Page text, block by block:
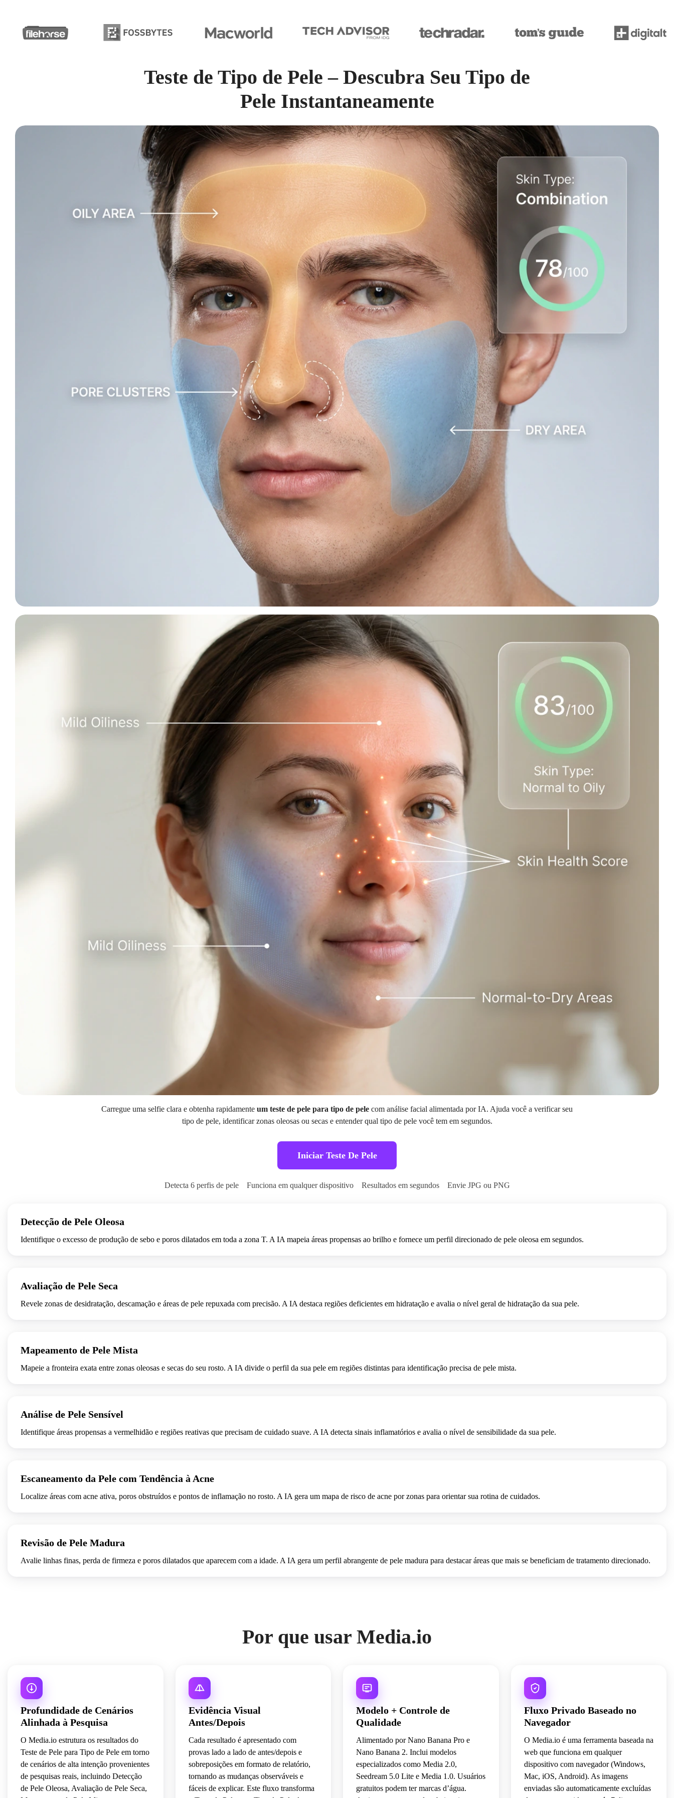
Teste de Tipo de Pele – Descubra Seu Tipo de
Pele Instantaneamente
Carregue uma selfie clara e obtenha rapidamente um teste de pele para tipo de pele com análise facial alimentada por IA. Ajuda você a verificar seu
tipo de pele, identificar zonas oleosas ou secas e entender qual tipo de pele você tem em segundos.
Iniciar Teste De Pele
Detecta 6 perfis de pele Funciona em qualquer dispositivo Resultados em segundos Envie JPG ou PNG
Detecção de Pele Oleosa
Identifique o excesso de produção de sebo e poros dilatados em toda a zona T. A IA mapeia áreas propensas ao brilho e fornece um perfil direcionado de pele oleosa em segundos.
Avaliação de Pele Seca
Revele zonas de desidratação, descamação e áreas de pele repuxada com precisão. A IA destaca regiões deficientes em hidratação e avalia o nível geral de hidratação da sua pele.
Mapeamento de Pele Mista
Mapeie a fronteira exata entre zonas oleosas e secas do seu rosto. A IA divide o perfil da sua pele em regiões distintas para identificação precisa de pele mista.
Análise de Pele Sensível
Identifique áreas propensas a vermelhidão e regiões reativas que precisam de cuidado suave. A IA detecta sinais inflamatórios e avalia o nível de sensibilidade da sua pele.
Escaneamento da Pele com Tendência à Acne
Localize áreas com acne ativa, poros obstruídos e pontos de inflamação no rosto. A IA gera um mapa de risco de acne por zonas para orientar sua rotina de cuidados.
Revisão de Pele Madura
Avalie linhas finas, perda de firmeza e poros dilatados que aparecem com a idade. A IA gera um perfil abrangente de pele madura para destacar áreas que mais se beneficiam de tratamento direcionado.
Por que usar Media.io
Profundidade de Cenários
Alinhada à Pesquisa
O Media.io estrutura os resultados do
Teste de Pele para Tipo de Pele em torno
de cenários de alta intenção provenientes
de pesquisas reais, incluindo Detecção
de Pele Oleosa, Avaliação de Pele Seca,
Evidência Visual
Antes/Depois
Cada resultado é apresentado com
provas lado a lado de antes/depois e
sobreposições em formato de relatório,
tornando as mudanças observáveis e
fáceis de explicar. Este fluxo transforma
Modelo + Controle de
Qualidade
Alimentado por Nano Banana Pro e
Nano Banana 2. Inclui modelos
especializados como Media 2.0,
Seedream 5.0 Lite e Media 1.0. Usuários
gratuitos podem ter marcas d’água.
Fluxo Privado Baseado no
Navegador
O Media.io é uma ferramenta baseada na
web que funciona em qualquer
dispositivo com navegador (Windows,
Mac, iOS, Android). As imagens
enviadas são automaticamente excluídas